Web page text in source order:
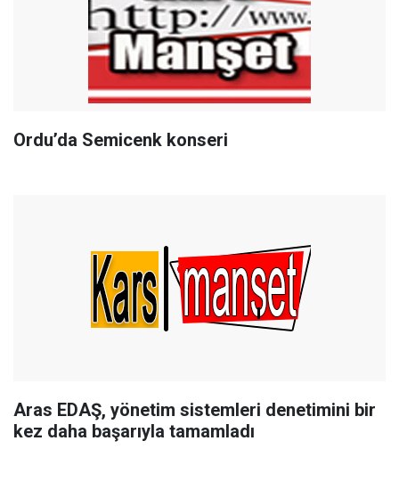
Ordu’da Semicenk konseri
Aras EDAŞ, yönetim sistemleri denetimini bir
kez daha başarıyla tamamladı